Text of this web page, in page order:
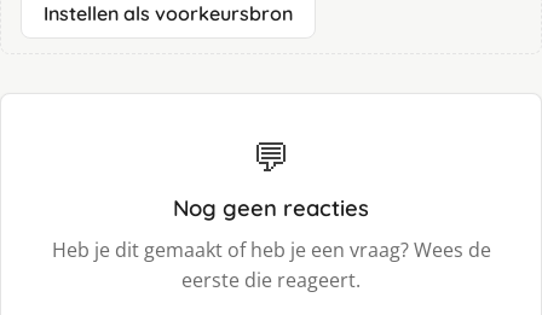
Instellen als voorkeursbron
💬
Nog geen reacties
Heb je dit gemaakt of heb je een vraag? Wees de
eerste die reageert.